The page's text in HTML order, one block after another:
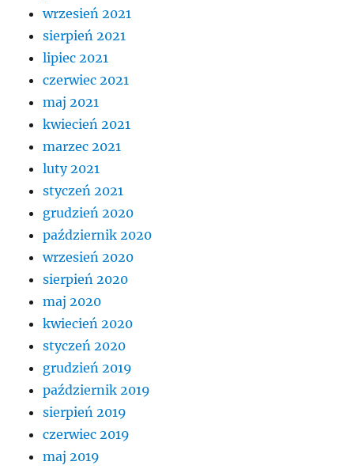
wrzesień 2021
sierpień 2021
lipiec 2021
czerwiec 2021
maj 2021
kwiecień 2021
marzec 2021
luty 2021
styczeń 2021
grudzień 2020
październik 2020
wrzesień 2020
sierpień 2020
maj 2020
kwiecień 2020
styczeń 2020
grudzień 2019
październik 2019
sierpień 2019
czerwiec 2019
maj 2019